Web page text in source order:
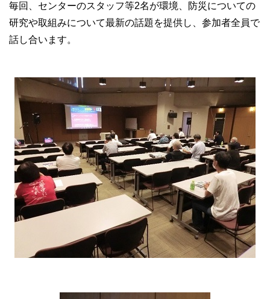
毎回、センターのスタッフ等2名が環境、防災についての
研究や取組みについて最新の話題を提供し、参加者全員で
話し合います。